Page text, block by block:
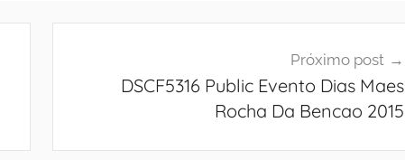
Próximo post
DSCF5316 Public Evento Dias Maes
Rocha Da Bencao 2015